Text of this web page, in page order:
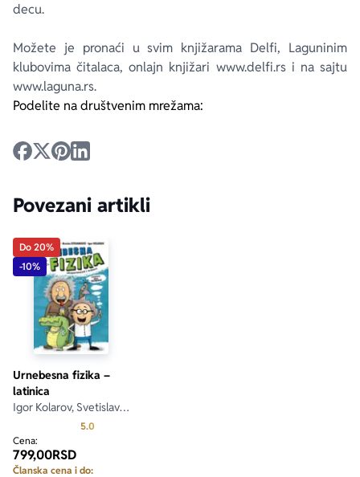
decu.
Možete je pronaći u svim knjižarama Delfi, Laguninim
klubovima čitalaca, onlajn knjižari www.delfi.rs i na sajtu
www.laguna.rs.
Podelite na društvenim mrežama:
Povezani artikli
Do 20%
-10%
Urnebesna fizika –
latinica
Igor Kolarov, Svetislav
Paunović, Branko
Stevanović
5.0
Cena:
799,00RSD
Članska cena i do: